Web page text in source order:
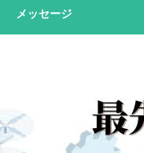
メッセージ